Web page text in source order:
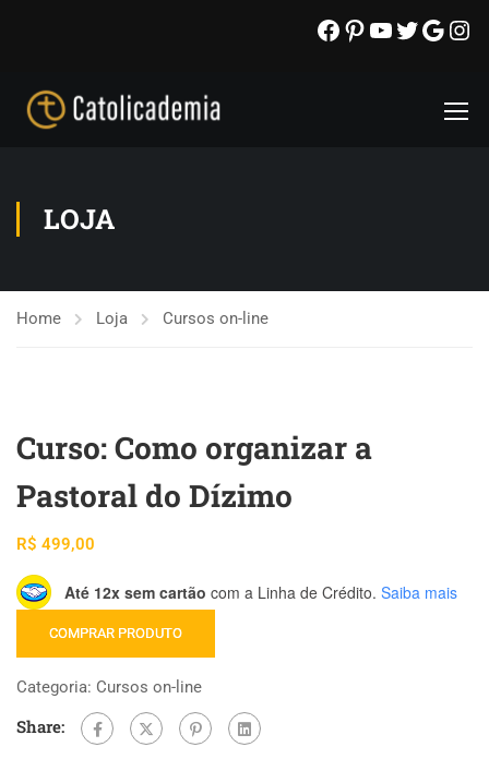
LOJA
Home Loja Cursos on-line
Curso: Como organizar a
Pastoral do Dízimo
R$ 499,00
Até 12x sem cartão com a Linha de Crédito. Saiba mais
COMPRAR PRODUTO
Categoria: Cursos on-line
Share: